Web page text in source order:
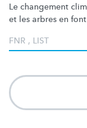
Le changement
et les arbres en
FNR , LIST